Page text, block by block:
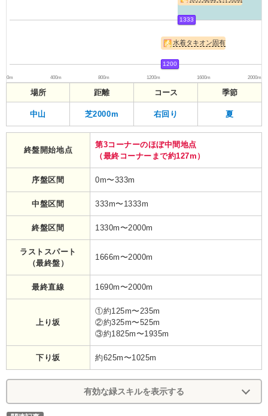
1333
水着タキオン固有
1200
0m 400m 800m 1200m 1600m 2000m
場所 距離 コース 季節
中山 芝2000m 右回り 夏
終盤開始地点
第3コーナーのほぼ中間地点
（最終コーナーまで約127m）
序盤区間 0m〜333m
中盤区間 333m〜1333m
終盤区間 1330m〜2000m
ラストスパート
（最終盤）
1666m〜2000m
最終直線 1690m〜2000m
上り坂
①約125m〜235m
②約325m〜525m
③約1825m〜1935m
下り坂 約625m〜1025m
有効な緑スキルを表示する